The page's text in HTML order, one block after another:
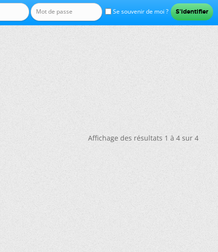
Se souvenir de moi ?
Affichage des résultats 1 à 4 sur 4